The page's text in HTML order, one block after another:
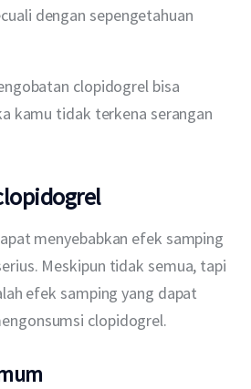
dengan sepengetahuan
clopidogrel bisa
kamu tidak terkena serangan
menyebabkan efek samping
Meskipun tidak semua, tapi
efek samping yang dapat
clopidogrel.